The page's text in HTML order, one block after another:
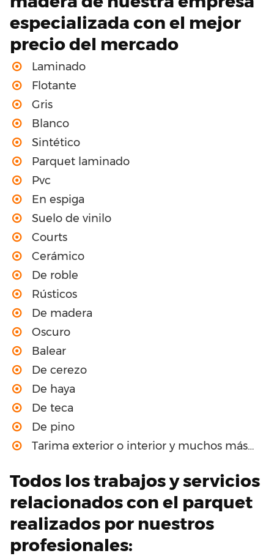
especializada con el mejor
precio del mercado
Laminado
Flotante
Gris
Blanco
Sintético
Parquet laminado
Pvc
En espiga
Suelo de vinilo
Courts
Cerámico
De roble
Rústicos
De madera
Oscuro
Balear
De cerezo
De haya
De teca
De pino
Tarima exterior o interior y muchos más…
Todos los trabajos y servicios
relacionados con el parquet
realizados por nuestros
profesionales: